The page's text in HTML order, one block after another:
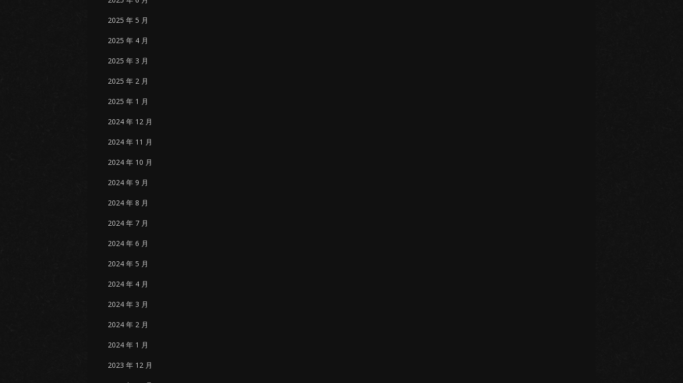
2025 年 5 月
2025 年 4 月
2025 年 3 月
2025 年 2 月
2025 年 1 月
2024 年 12 月
2024 年 11 月
2024 年 10 月
2024 年 9 月
2024 年 8 月
2024 年 7 月
2024 年 6 月
2024 年 5 月
2024 年 4 月
2024 年 3 月
2024 年 2 月
2024 年 1 月
2023 年 12 月